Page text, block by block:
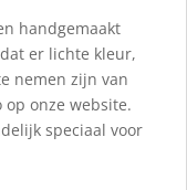
handgemaakt
er lichte kleur,
nemen zijn van
onze website.
speciaal voor